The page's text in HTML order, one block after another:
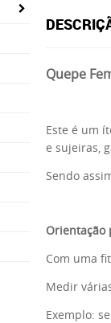
Quepe
Este é um
e sujeiras,
Sendo
Orientação
Com uma
Medir
Exemplo: